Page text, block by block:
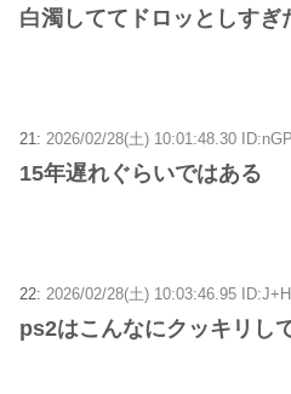
白濁しててドロッとしすぎ
21: 2026/02/28(土) 10:01:48.30
15年遅れぐらいではある
22: 2026/02/28(土) 10:03:46.95
ps2はこんなにクッキリし